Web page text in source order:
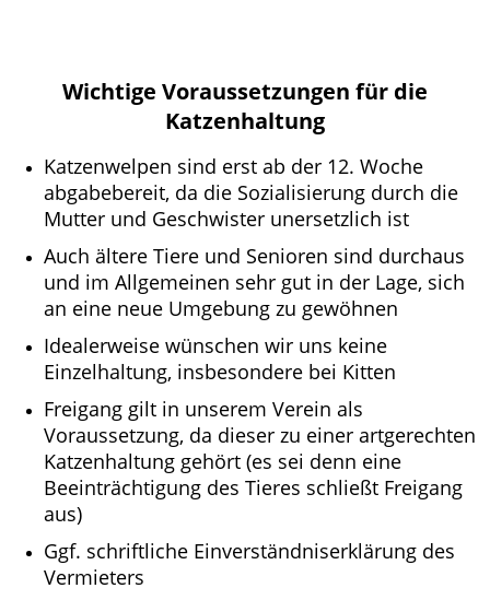
Wichtige Voraussetzungen für die
Katzenhaltung
Katzenwelpen sind erst ab der 12. Woche
abgabebereit, da die Sozialisierung durch die
Mutter und Geschwister unersetzlich ist
Auch ältere Tiere und Senioren sind durchaus
und im Allgemeinen sehr gut in der Lage, sich
an eine neue Umgebung zu gewöhnen
Idealerweise wünschen wir uns keine
Einzelhaltung, insbesondere bei Kitten
Freigang gilt in unserem Verein als
Voraussetzung, da dieser zu einer artgerechten
Katzenhaltung gehört (es sei denn eine
Beeinträchtigung des Tieres schließt Freigang
aus)
Ggf. schriftliche Einverständniserklärung des
Vermieters